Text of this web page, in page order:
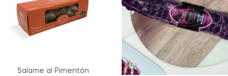
Salame al Pimentón